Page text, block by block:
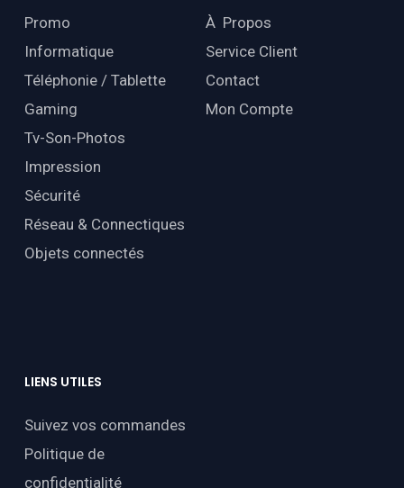
Promo
Informatique
Téléphonie / Tablette
Gaming
Tv-Son-Photos
Impression
Sécurité
Réseau & Connectiques
Objets connectés
À Propos
Service Client
Contact
Mon Compte
LIENS UTILES
Suivez vos commandes
Politique de
confidentialité